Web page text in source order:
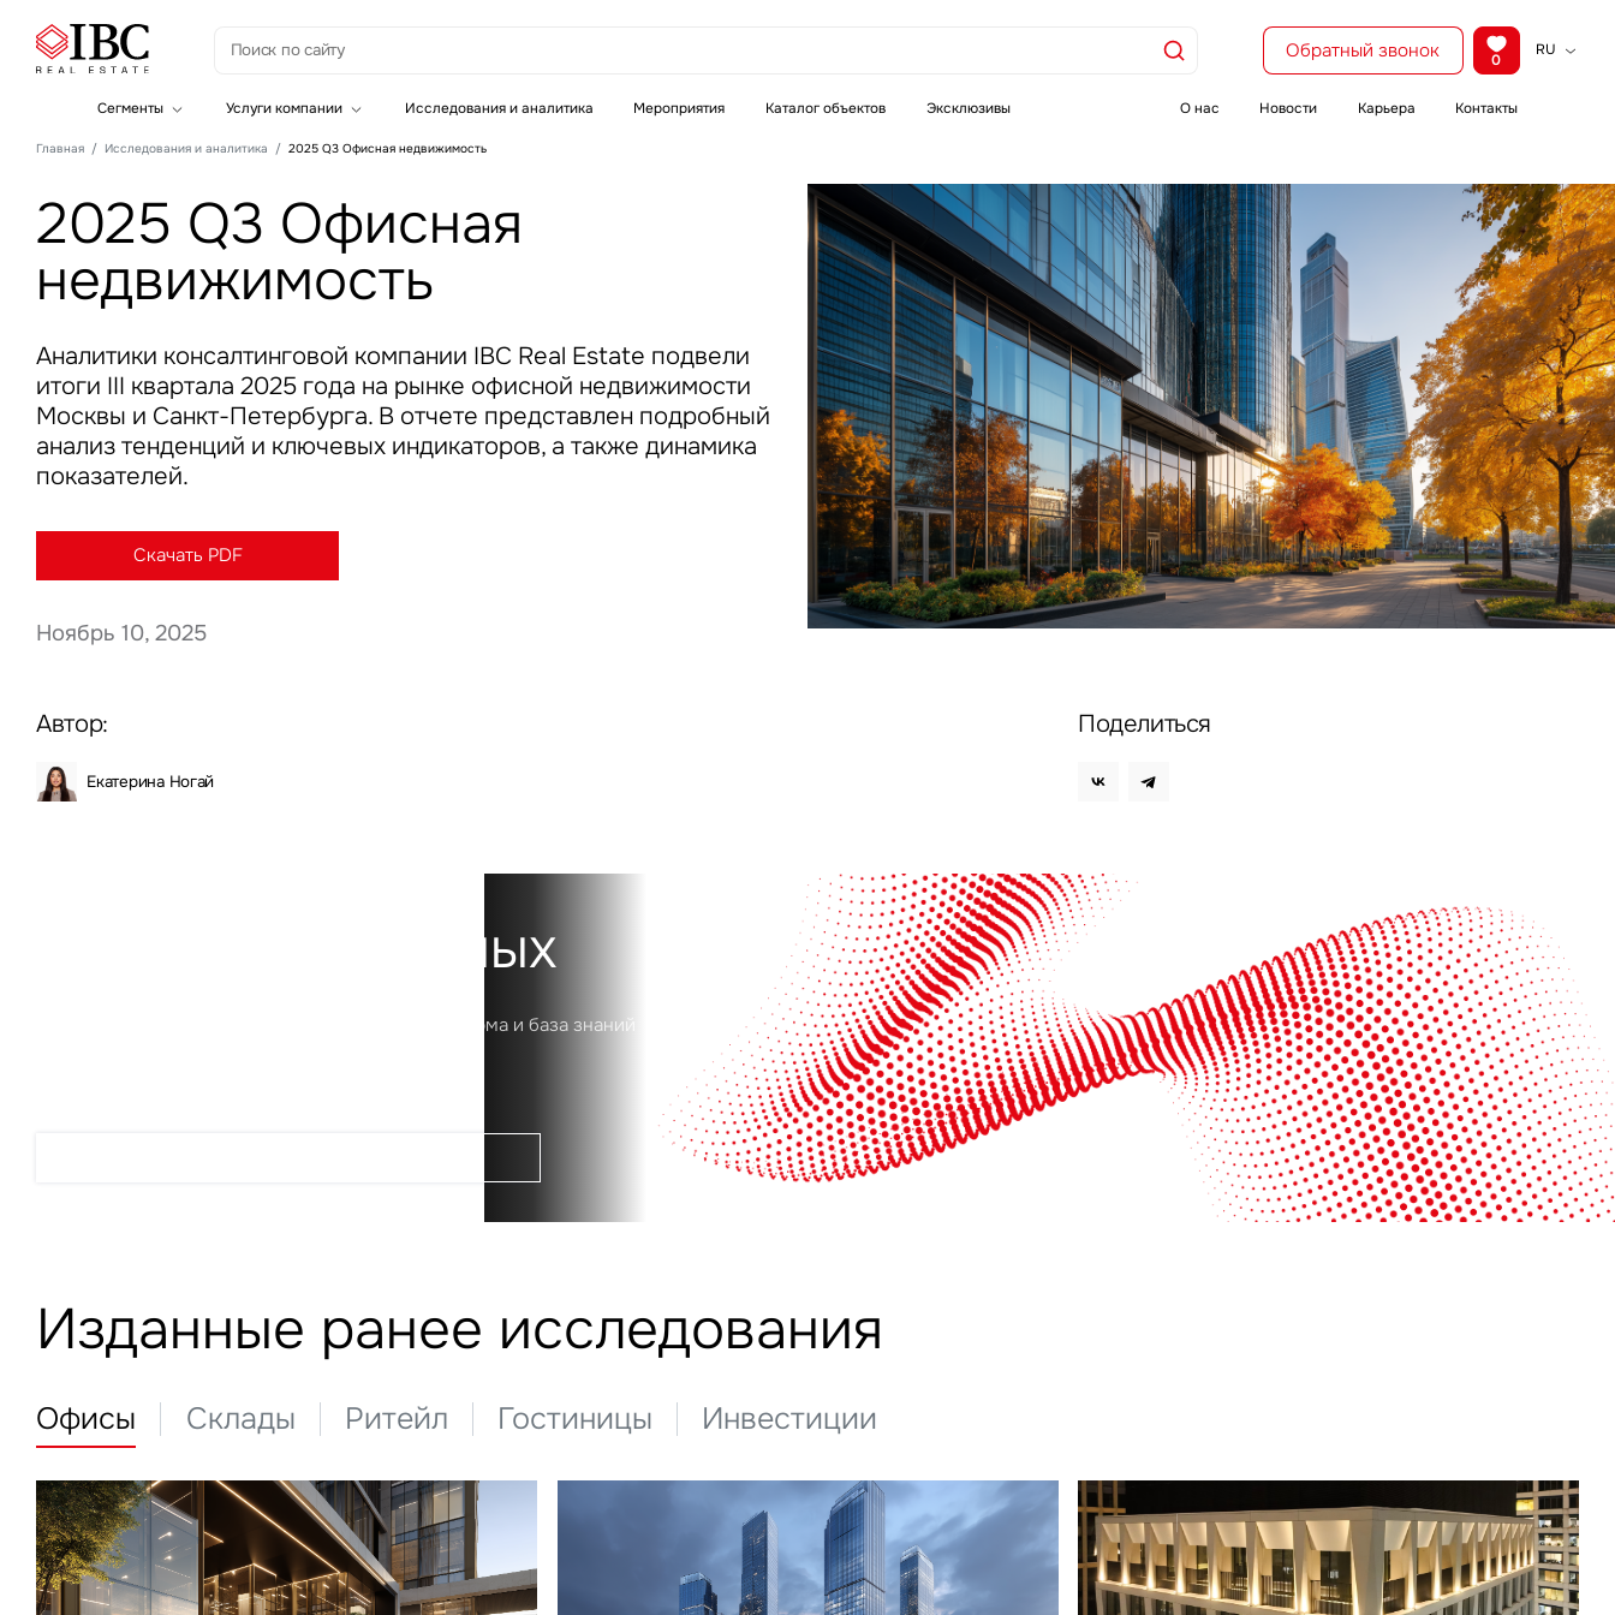
Обратный звонок 0
RU
Сегменты
Складская недвижимость
Услуги компании
Земельные активы и девелопмент
Офисная недвижимость
Складская недвижимость
Торговая недвижимость
Стратегический консалтинг
Исследования и аналитика
Управление проектами строительства
Исследования и аналитика Мероприятия Каталог объектов Эксклюзивы О нас Новости Карьера Контакты
Главная Исследования и аналитика 2025 Q3 Офисная недвижимость
Скачать PDF
2025 Q3 Офисная
недвижимость
Аналитики консалтинговой компании IBC Real Estate подвели
итоги III квартала 2025 года на рынке офисной недвижимости
Москвы и Санкт-Петербурга. В отчете представлен подробный
анализ тенденций и ключевых индикаторов, а также динамика
показателей.
Ноябрь 10, 2025
Автор:
Екатерина Ногай
Поделиться
Платформа данных
Первая в России цифровая аналитическая платформа и база знаний
Изданные ранее исследования
Офисы Склады Ритейл Гостиницы Инвестиции
Заказать звонок
WhatsApp Telegram
Это обязательное поле
Введен неверный формат
По времени
Отправить